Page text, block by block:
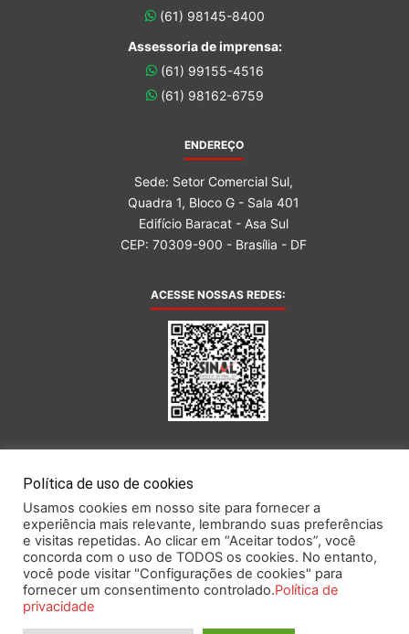
(61) 98145-8400
Assessoria de imprensa:
(61) 99155-4516
(61) 98162-6759
ENDEREÇO
Sede: Setor Comercial Sul,
Quadra 1, Bloco G - Sala 401
Edifício Baracat - Asa Sul
CEP: 70309-900 - Brasília - DF
ACESSE NOSSAS REDES:
Este portal obedece às prescrições da Lei Geral de Proteção de Dados.
Política de uso de cookies
Usamos cookies em nosso site para fornecer a
experiência mais relevante, lembrando suas preferências
e visitas repetidas. Ao clicar em “Aceitar todos”, você
concorda com o uso de TODOS os cookies. No entanto,
você pode visitar "Configurações de cookies" para
fornecer um consentimento controlado.Política de
privacidade